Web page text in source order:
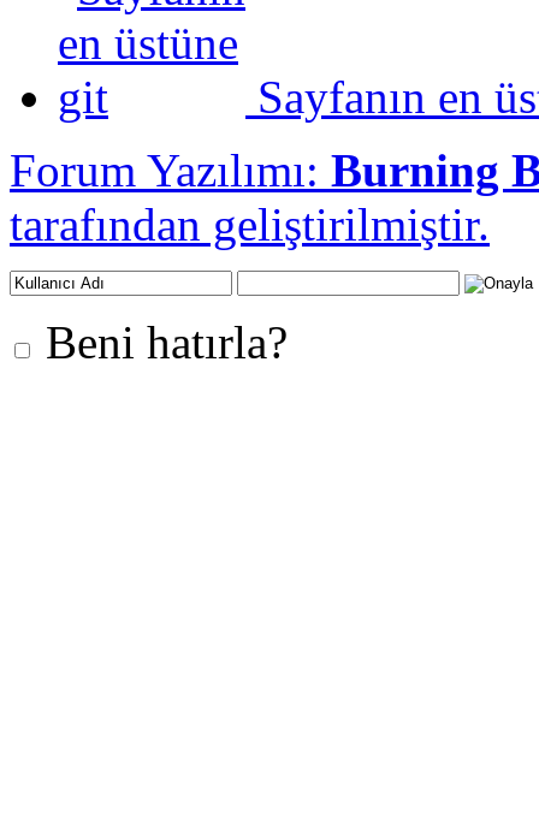
Sayfanın en
Forum Yazılımı: Burning
tarafından geliştirilmiştir.
Beni hatırla?